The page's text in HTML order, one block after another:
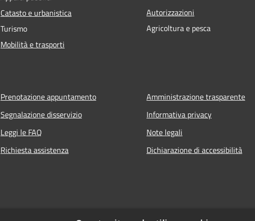
Catasto e urbanistica
Turismo
Mobilità e trasporti
Autorizzazioni
Agricoltura e pesca
Prenotazione appuntamento
Segnalazione disservizio
Leggi le FAQ
Richiesta assistenza
Amministrazione trasparente
Informativa privacy
Note legali
Dichiarazione di accessibilità